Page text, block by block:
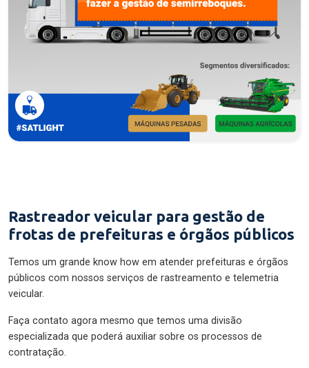
Rastreador veicular para gestão de
frotas de prefeituras e órgãos públicos
Temos um grande know how em atender prefeituras e órgãos
públicos com nossos serviços de rastreamento e telemetria
veicular.
Faça contato agora mesmo que temos uma divisão
especializada que poderá auxiliar sobre os processos de
contratação.